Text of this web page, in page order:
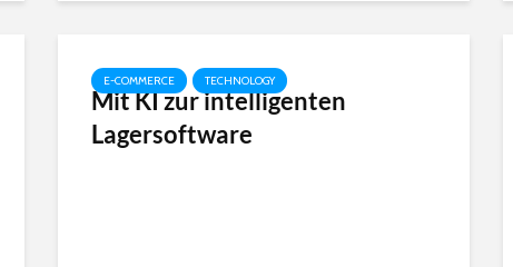
E-COMMERCE TECHNOLOGY
Mit KI zur intelligenten
Lagersoftware